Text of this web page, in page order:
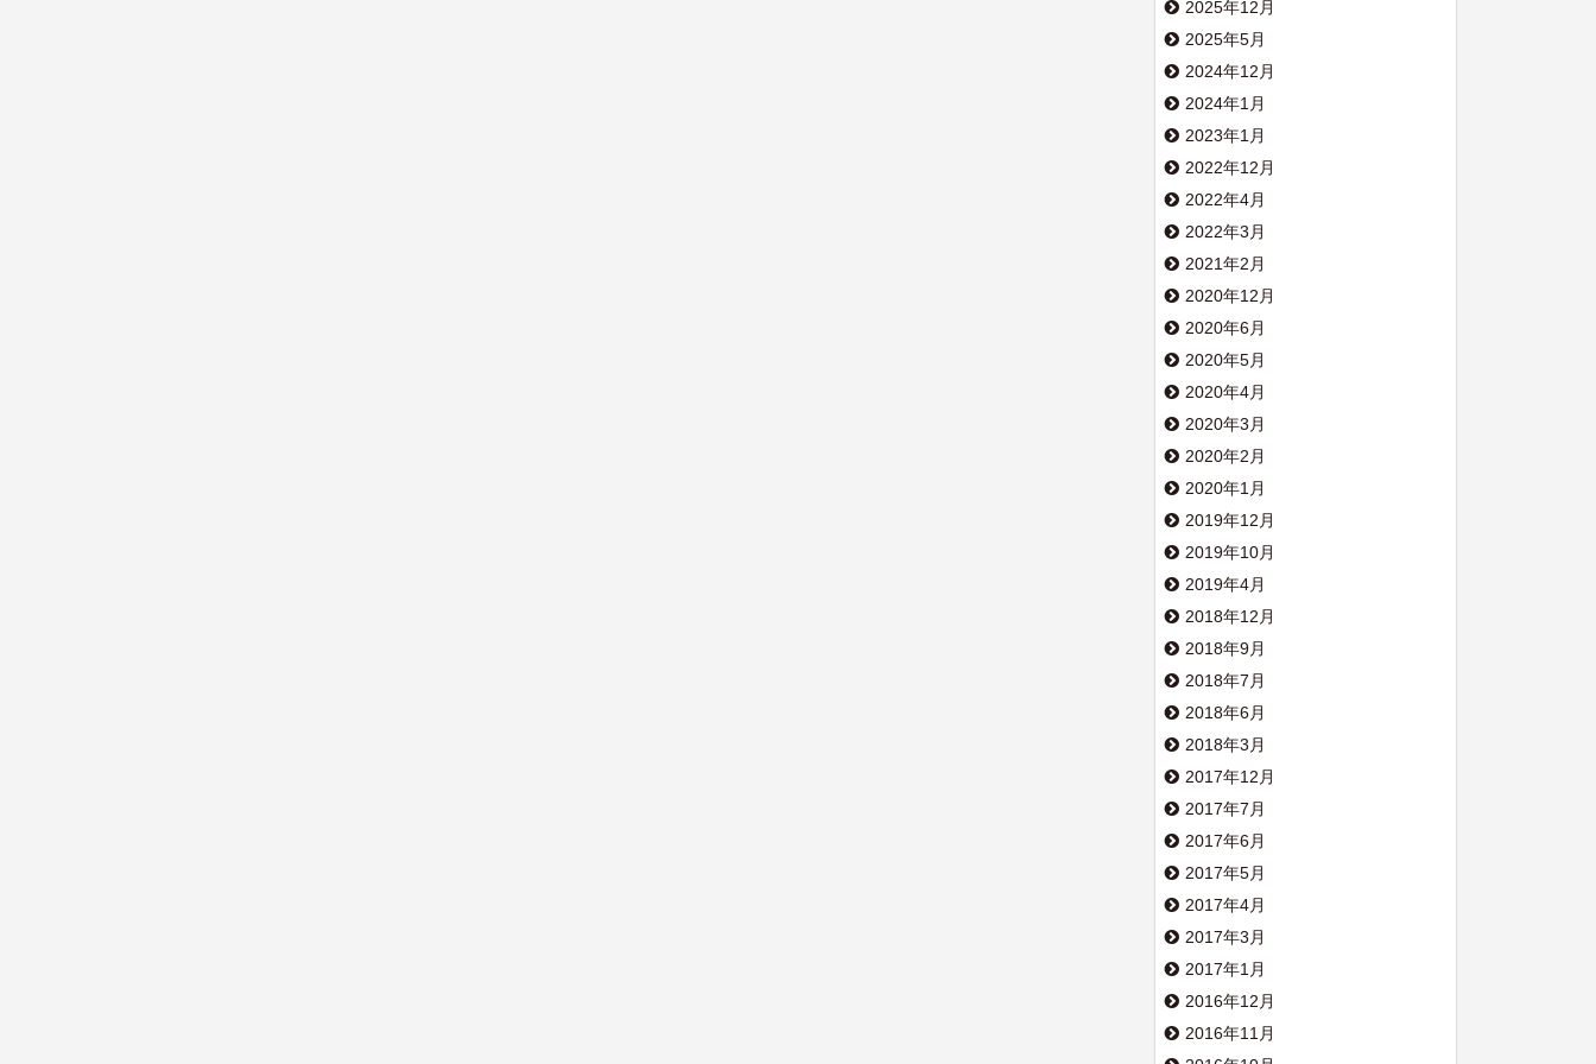
2025年12月
2025年5月
2024年12月
2024年1月
2023年1月
2022年12月
2022年4月
2022年3月
2021年2月
2020年12月
2020年6月
2020年5月
2020年4月
2020年3月
2020年2月
2020年1月
2019年12月
2019年10月
2019年4月
2018年12月
2018年9月
2018年7月
2018年6月
2018年3月
2017年12月
2017年7月
2017年6月
2017年5月
2017年4月
2017年3月
2017年1月
2016年12月
2016年11月